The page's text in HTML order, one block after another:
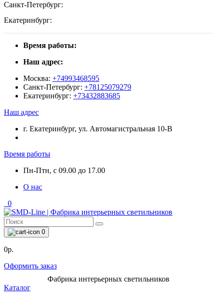
Санкт-Петербург:
Екатеринбург:
Время работы:
Наш адрес:
Москва: +74993468595
Санкт-Петербург: +78125079279
Екатеринбург: +73432883685
Наш адрес
г. Екатеринбург, ул. Автомагистральная 10-В
Время работы
Пн-Птн, с 09.00 до 17.00
О нас
0
0
0р.
Оформить заказ
Фабрика интерьерных светильников
Каталог